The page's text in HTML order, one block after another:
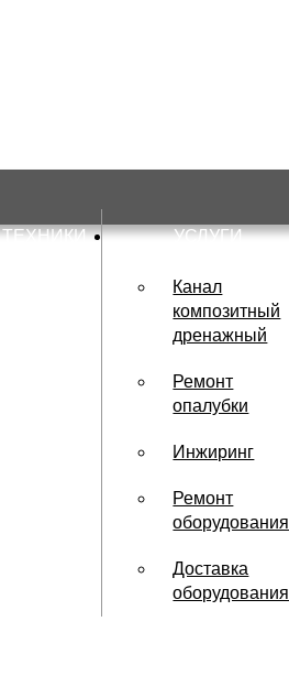
УСЛУГИ
Канал
композитный
дренажный
Ремонт
опалубки
Инжиринг
Ремонт
оборудования
Доставка
оборудования